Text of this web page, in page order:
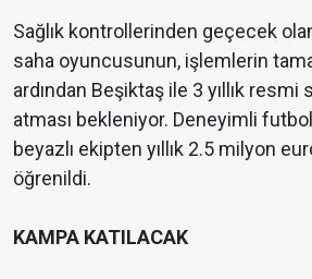
Sağlık kontrollerinden geçecek
saha oyuncusunun, işlemlerin
ardından Beşiktaş ile 3 yıllık
atması bekleniyor. Deneyimli
beyazlı ekipten yıllık 2.5 milyon
öğrenildi.
KAMPA KATILACAK